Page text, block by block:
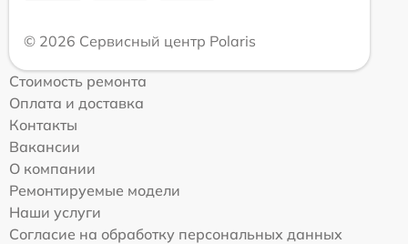
© 2026 Сервисный центр Polaris
Стоимость ремонта
Оплата и доставка
Контакты
Вакансии
О компании
Ремонтируемые модели
Наши услуги
Согласие на обработку персональных данных